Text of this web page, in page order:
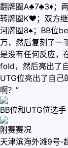
翻牌圈A♣7♣3♦；
转牌圈K♥；双方继
河牌圈8♠；BB位
万，然后复刻了一
是没有任何反应，
fold，然后亮出了
UTG位亮出了自己
啊？”
BB位和UTG位选手
附赛赛况
天津滨海外滩9号-